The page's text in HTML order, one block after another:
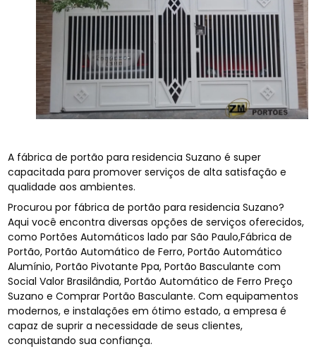
A fábrica de portão para residencia Suzano é super
capacitada para promover serviços de alta satisfação e
qualidade aos ambientes.
Procurou por fábrica de portão para residencia Suzano?
Aqui você encontra diversas opções de serviços oferecidos,
como Portões Automáticos lado par São Paulo,Fábrica de
Portão, Portão Automático de Ferro, Portão Automático
Alumínio, Portão Pivotante Ppa, Portão Basculante com
Social Valor Brasilândia, Portão Automático de Ferro Preço
Suzano e Comprar Portão Basculante. Com equipamentos
modernos, e instalações em ótimo estado, a empresa é
capaz de suprir a necessidade de seus clientes,
conquistando sua confiança.